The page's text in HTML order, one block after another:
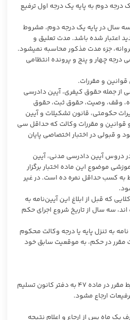
درجه دوم به پایه یک درجه اول ترفیع
سال در پایه یک درجه دوم، مشروط
اعتبار شده باشد. مدت تعلیق و
جزء مدت مذکور محاسبه نمیشود.
درجه چهار و پنج و پرونده انتظامی
از جمله حقوق کیفری، آیین دادرسی
وقف، وصیت، حقوق ثبت، حقوق
حکومتی، قانون تشکیلات و آیین
قوانین و مقررات وکالت که حداقل سی
و قبولی در اختبار اختصاصی پایان
در دروس آیین دادرسی مدنی، آیین
موضوع این ماده اختبار برگزار
به کسب حداقل نمره ده است. در غیر
وکلایی که قبل از ابلاغ این آیین‌نامه به
سه سال از تاریخ شروع اجرای حکم
به تنزل پایه یا درجه وکالت محکوم
در حکم، به موقعیت سابق خود
درخواست ترفیع با رعایت شرایط مقرر در ماده ۴۷ به دفتر کانون تسلیم
ارجاع مشود.
یک ماه پس از ارجاع و اعلام نتیجه